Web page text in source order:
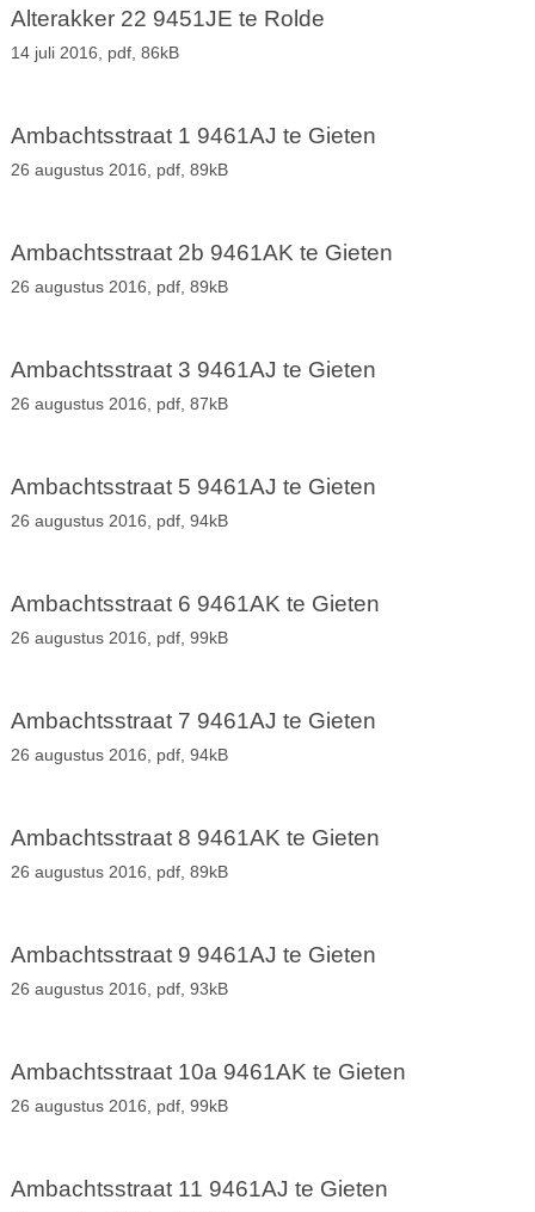
Alterakker 22 9451JE te Rolde
14 juli 2016, pdf, 86kB
Ambachtsstraat 1 9461AJ te Gieten
26 augustus 2016, pdf, 89kB
Ambachtsstraat 2b 9461AK te Gieten
26 augustus 2016, pdf, 89kB
Ambachtsstraat 3 9461AJ te Gieten
26 augustus 2016, pdf, 87kB
Ambachtsstraat 5 9461AJ te Gieten
26 augustus 2016, pdf, 94kB
Ambachtsstraat 6 9461AK te Gieten
26 augustus 2016, pdf, 99kB
Ambachtsstraat 7 9461AJ te Gieten
26 augustus 2016, pdf, 94kB
Ambachtsstraat 8 9461AK te Gieten
26 augustus 2016, pdf, 89kB
Ambachtsstraat 9 9461AJ te Gieten
26 augustus 2016, pdf, 93kB
Ambachtsstraat 10a 9461AK te Gieten
26 augustus 2016, pdf, 99kB
Ambachtsstraat 11 9461AJ te Gieten